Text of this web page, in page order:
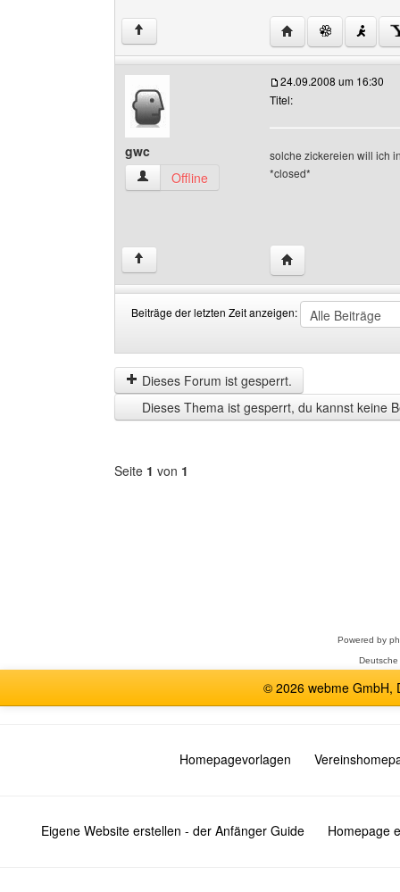
↑ Website dieses
gwc
gwc Benutzer-Profile anzeigen
Offline
24.09.2008 um 16:30
Titel:
solche zickereien will ich
*closed*
↑ Website dieses
Beiträge der letzten Zeit anzeigen:
der
letzten
Zeit
anzeigen
by
Dieses Forum ist gesperrt.
Dieses Thema ist gesperrt, du kannst keine
Seite 1 von 1
Powered by
© 2026 webme GmbH,
Homepagevorlagen
Eigene Website erstellen - der Anfänger Guide Homepage